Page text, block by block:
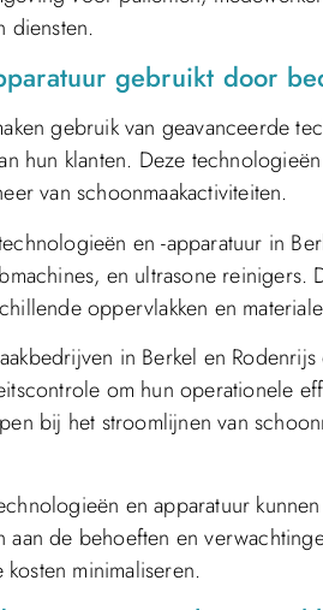
diensten.
gebruikt door
gebruik van geavanceerde
hun klanten. Deze
van schoonmaakactiviteiten.
en -apparatuur in
en ultrasone
oppervlakken en
in Berkel en
om hun operationele
bij het stroomlijnen van
en apparatuur
de behoeften en
minimaliseren.